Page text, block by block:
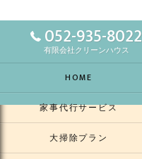
052-935-8022
有限会社クリーンハウス
HOME
家事代行サービス
大掃除プラン